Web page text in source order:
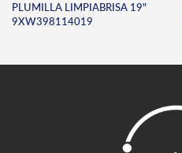
PLUMILLA LIMPIABRISA 19"
9XW398114019